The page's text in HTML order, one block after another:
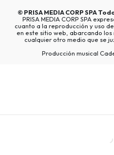
© PRISA MEDIA CORP SPA
PRISA MEDIA CORP SPA
cuanto a la reproducción y uso
en este sitio web, abarcando
cualquier otro medio que se
Producción musical